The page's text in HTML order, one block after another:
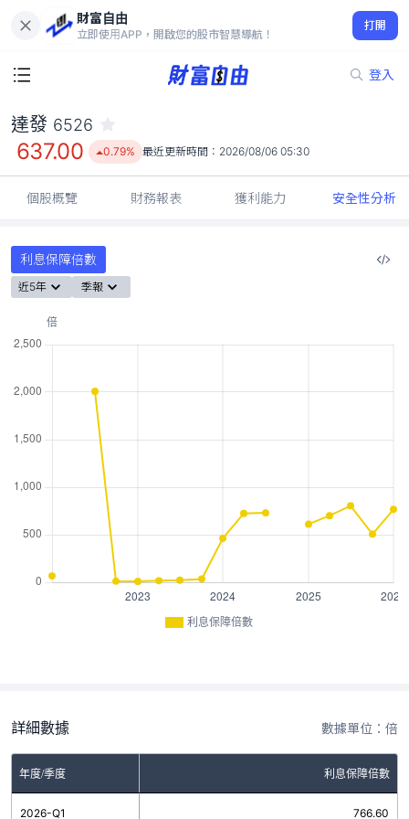
財富自由
立即使用APP，開啟您的股市智慧導航！
打開
登入
637.00
0.79%
達發 6526
637.00 0.79% 最近更新時間： 2026/08/06 05:30
個股概覽 財務報表 獲利能力 安全性分析
利息保障倍數
近5年 季報
利息保障倍數
詳細數據 數據單位：倍
年度/季度 利息保障倍數
2026-Q1 766.60